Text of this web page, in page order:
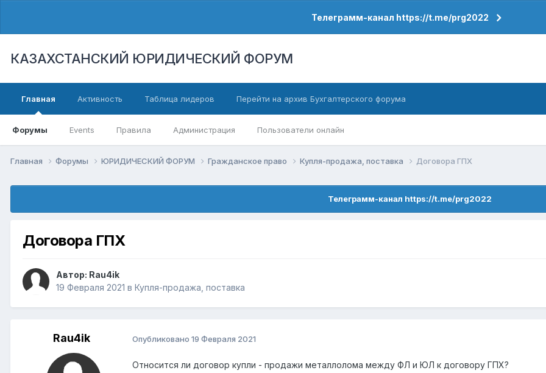
Телеграмм-канал https://t.me/prg2022
КАЗАХСТАНСКИЙ ЮРИДИЧЕСКИЙ ФОРУМ
Главная
Форумы Events Правила Администрация Пользователи онлайн
Активность Таблица лидеров Перейти на архив Бухгалтерского форума
Главная Форумы ЮРИДИЧЕСКИЙ ФОРУМ Гражданское право Купля-продажа, поставка Договора ГПХ
Телеграмм-канал https://t.me/prg2022
Договора ГПХ
Автор: Rau4ik
19 Февраля 2021 в Купля-продажа, поставка
Rau4ik Опубликовано 19 Февраля 2021
Относится ли договор купли - продажи металлолома между ФЛ и ЮЛ к договору ГПХ?